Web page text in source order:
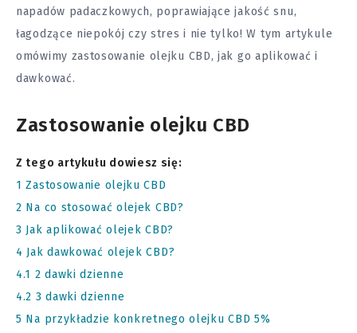
napadów padaczkowych, poprawiające jakość snu,
łagodzące niepokój czy stres i nie tylko! W tym artykule
omówimy zastosowanie olejku CBD, jak go aplikować i
dawkować.
Zastosowanie olejku CBD
Z tego artykułu dowiesz się:
1 Zastosowanie olejku CBD
2 Na co stosować olejek CBD?
3 Jak aplikować olejek CBD?
4 Jak dawkować olejek CBD?
4.1 2 dawki dzienne
4.2 3 dawki dzienne
5 Na przykładzie konkretnego olejku CBD 5%